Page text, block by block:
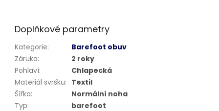
Doplňkové parametry
Kategorie:
Barefoot obuv
Záruka:
2 roky
Pohlaví:
Chlapecká
Materiál svršku: Textil
Šířka:
Normální noha
Typ:
barefoot